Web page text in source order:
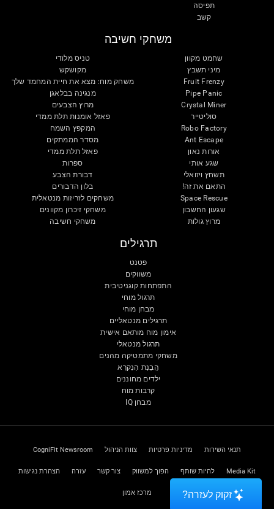
תפיסה
קשב
משחקי חשיבה
שחמט מקוון
מיני תשבץ
Fruit Frenzy
Pipe Panic
Crystal Miner
סוליטייר
Robo Factory
Ant Escape
אורות נאון
שגע אותי
תשחץ ויזואלי
התאם את זה!
Space Rescue
שגעון החשבון
מרוץ גולות
טניס מלודי
מקושקש
משחק מוח: מצא את חיית המחמד שלך
מנגינה בבלאגן
מרוץ הצבעים
פאזל אומנות תלת ממדי
המקפץ השמח
מסדר הממתקים
פאזל תלת ממדי
ספרות
דבורת הצבע
בלון הדבורים
משחקים לזריזות מנטאלית
משחקי זיכרון מקוונים
משחקי חשיבה
תרגילים
פטנט
משווקים
התפתחות קוגניטיבית
תרגול מוחי
מבחן מוחי
תרגילים מנטאליים
אימון מוח מותאם אישית
תרגול מנטאלי
משחקי מתמטיקה מהנים
הֲבָנַת הָנִקרָא
ילדים מחוננים
קרבות מוח
מבחן IQ
תנאי השירות מדיניות פרטיות צוות הניהול CogniFit Newsroom
Media Kit להיות שותף הפוך למשווק צור קשר עזרה הצהרת נגישות
מרכז אמון זקוק לעזרה?